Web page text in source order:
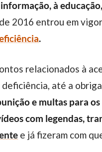
à
2016 entrou em
.
até a
e multas para
com legendas,
e já fizeram com